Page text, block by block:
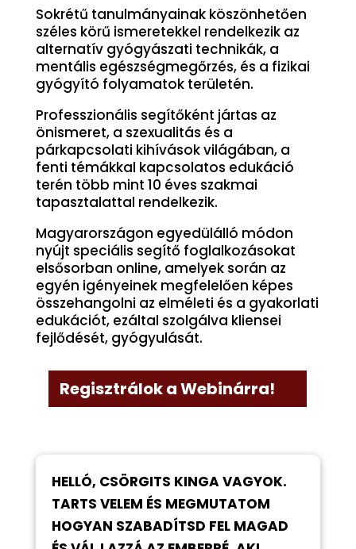
Sokrétű tanulmányainak köszönhetően
széles körű ismeretekkel rendelkezik az
alternatív gyógyászati technikák, a
mentális egészségmegőrzés, és a fizikai
gyógyító folyamatok területén.
Professzionális segítőként jártas az
önismeret, a szexualitás és a
párkapcsolati kihívások világában, a
fenti témákkal kapcsolatos edukáció
terén több mint 10 éves szakmai
tapasztalattal rendelkezik.
Magyarországon egyedülálló módon
nyújt speciális segítő foglalkozásokat
elsősorban online, amelyek során az
egyén igényeinek megfelelően képes
összehangolni az elméleti és a gyakorlati
edukációt, ezáltal szolgálva kliensei
fejlődését, gyógyulását.
Regisztrálok a Webinárra!
HELLÓ, CSÖRGITS KINGA VAGYOK.
TARTS VELEM ÉS MEGMUTATOM
HOGYAN SZABADÍTSD FEL MAGAD